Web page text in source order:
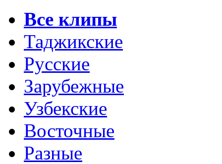
Все клипы
Таджикские
Русские
Зарубежные
Узбекские
Восточные
Разные